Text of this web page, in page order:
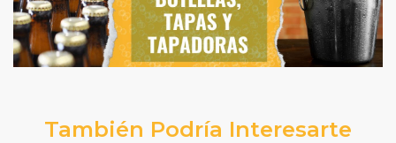
También Podría Interesarte